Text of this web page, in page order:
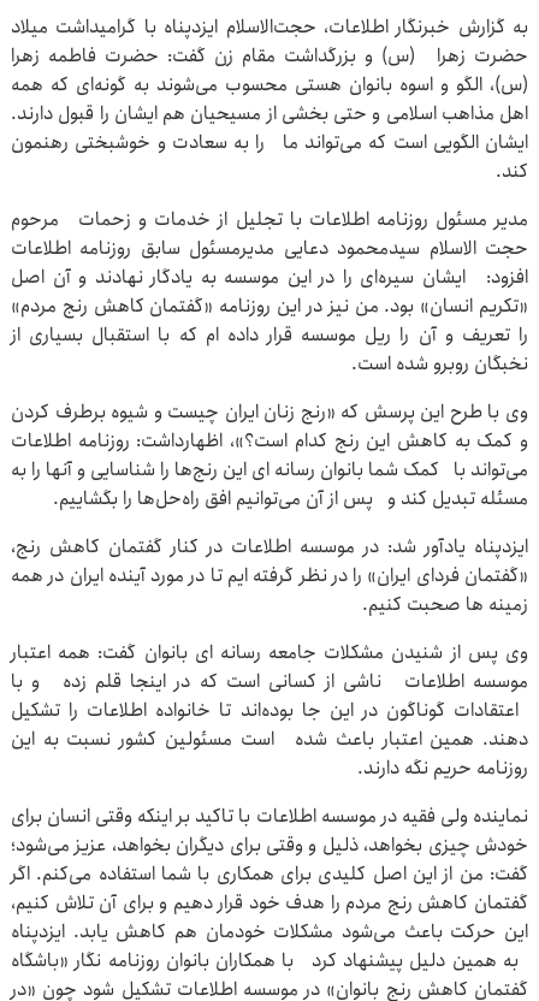
به گزارش خبرنگار اطلاعات، حجت‌الاسلام ایزدپناه با گرامیداشت میلاد
حضرت زهرا (س) و بزرگداشت مقام زن گفت: حضرت فاطمه زهرا
(س)، الگو و اسوه بانوان هستی محسوب می‌شوند به گونه‌ای که همه‌
اهل مذاهب اسلامی و حتی بخشی از مسیحیان هم ایشان را قبول دارند.
ایشان الگویی است که می‌تواند ما را به سعادت و خوشبختی رهنمون
کند.
مدیر مسئول روزنامه اطلاعات با تجلیل از خدمات و زحمات مرحوم
حجت الاسلام سیدمحمود دعایی مدیرمسئول سابق روزنامه اطلاعات
افزود: ایشان سیره‌ای را در این موسسه به یادگار نهادند و آن اصل
«تکریم انسان» بود. من نیز در این روزنامه «گفتمان کاهش رنج مردم»
را تعریف و آن را ریل موسسه قرار داده ام که با استقبال بسیاری از
نخبگان روبرو شده است.
وی با طرح این پرسش که «رنج زنان ایران چیست و شیوه برطرف کردن
و کمک به کاهش این رنج کدام است؟»، اظهارداشت: روزنامه اطلاعات
می‌تواند با کمک شما بانوان رسانه ای این رنج‌ها را شناسایی و آنها را به
مسئله تبدیل کند و پس از آن می‌توانیم افق راه‌حل‌ها را بگشاییم.
ایزدپناه یادآور شد: در موسسه اطلاعات در کنار گفتمان کاهش رنج،
«گفتمان فردای ایران» را در نظر گرفته ایم تا در مورد آینده ایران در همه
زمینه ها صحبت کنیم.
وی پس از شنیدن مشکلات جامعه رسانه ای بانوان گفت: همه اعتبار
موسسه اطلاعات ناشی از کسانی است که در اینجا قلم زده و با
اعتقادات گوناگون در این جا بوده‌اند تا خانواده اطلاعات را تشکیل
دهند. همین اعتبار باعث شده است مسئولین کشور نسبت به این
روزنامه حریم نگه دارند.
نماینده ولی فقیه در موسسه اطلاعات با تاکید بر اینکه وقتی انسان برای
خودش چیزی بخواهد، ذلیل و وقتی برای دیگران بخواهد، عزیز می‌شود؛
گفت: من از این اصل کلیدی برای همکاری با شما استفاده می‌کنم. اگر
گفتمان کاهش رنج مردم را هدف خود قرار دهیم و برای آن تلاش کنیم،
این حرکت باعث می‌شود مشکلات خودمان هم کاهش یابد. ایزدپناه
به همین دلیل پیشنهاد کرد با همکاران بانوان روزنامه نگار «باشگاه
گفتمان کاهش رنج بانوان» در موسسه اطلاعات تشکیل شود چون «در